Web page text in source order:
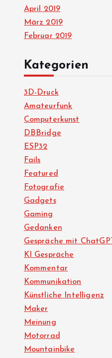
April 2019
März 2019
Februar 2019
Kategorien
3D-Druck
Amateurfunk
Computerkunst
DBBridge
ESP32
Fails
Featured
Fotografie
Gadgets
Gaming
Gedanken
Gespräche mit ChatGPT
KI Gespräche
Kommentar
Kommunikation
Künstliche Intelligenz
Maker
Meinung
Motorrad
Mountainbike